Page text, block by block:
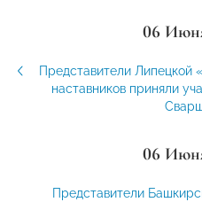
06
Представители
наставников приняли
06
Представители